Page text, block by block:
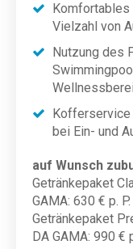
Vielzahl von
Nutzung des
Kofferservice
bei Ein- und
auf Wunsch
Getränkepaket
GAMA: 630 € p. P.
Getränkepaket
DA GAMA: 990 €